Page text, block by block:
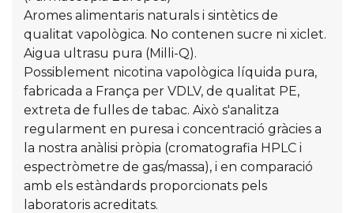
Aromes alimentaris naturals i sintètics de
qualitat vapològica. No contenen sucre ni xiclet.
Aigua ultrasu pura (Milli-Q).
Possiblement nicotina vapològica líquida pura,
fabricada a França per VDLV, de qualitat PE,
extreta de fulles de tabac. Això s'analitza
regularment en puresa i concentració gràcies a
la nostra anàlisi pròpia (cromatografia HPLC i
espectròmetre de gas/massa), i en comparació
amb els estàndards proporcionats pels
laboratoris acreditats.